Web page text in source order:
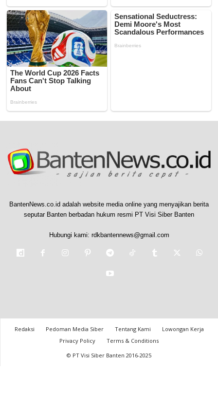
BantenNews.co.id adalah website media online yang menyajikan berita
seputar Banten berbadan hukum resmi PT Visi Siber Banten
Hubungi kami: rdkbantennews@gmail.com
Redaksi Pedoman Media Siber Tentang Kami
Lowongan Kerja
Privacy Policy
Terms & Conditions
© PT Visi Siber Banten 2016-2025